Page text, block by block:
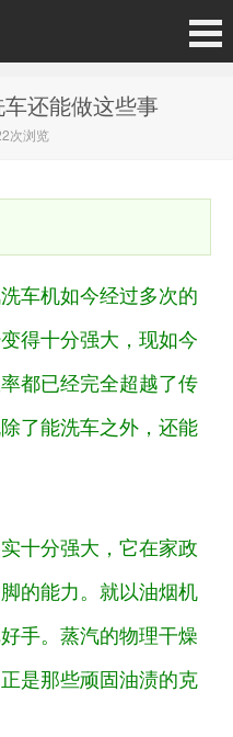
还能做这些事
次浏览
车机如今经过多次的
得十分强大，现如今
都已经完全超越了传
了能洗车之外，还能
十分强大，它在家政
的能力。就以油烟机
手。蒸汽的物理干燥
是那些顽固油渍的克